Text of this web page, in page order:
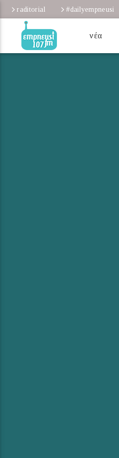
raditorial #dailyempneusi
νέα